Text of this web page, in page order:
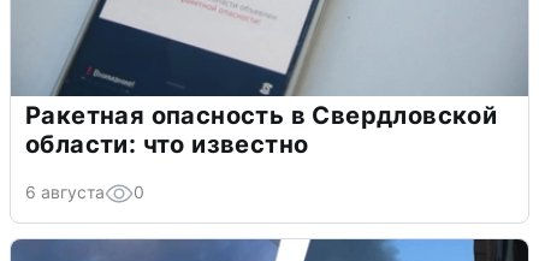
Ракетная опасность в Свердловской
области: что известно
6 августа 0